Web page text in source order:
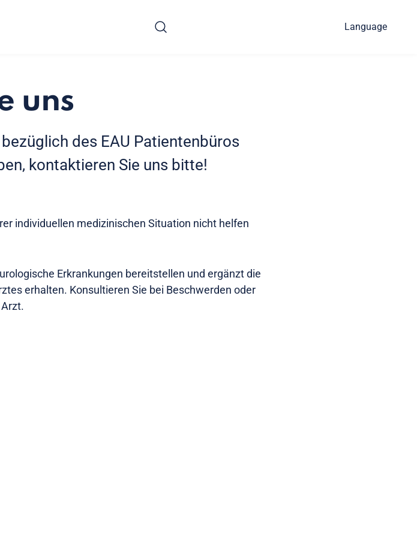
Language
uns
des EAU Patientenbüros
kontaktieren Sie uns bitte!
individuellen medizinischen Situation nicht helfen
Erkrankungen bereitstellen und ergänzt die
erhalten. Konsultieren Sie bei Beschwerden oder